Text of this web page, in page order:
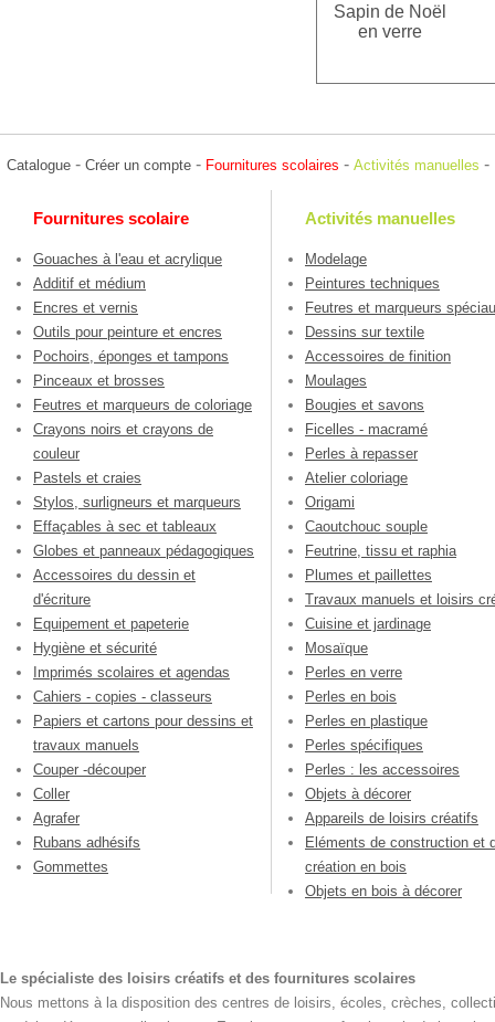
Sapin de Noël
en verre
Catalogue - Créer un compte - Fournitures scolaires - Activités manuelles -
Fournitures scolaire
Gouaches à l'eau et acrylique
Additif et médium
Encres et vernis
Outils pour peinture et encres
Pochoirs, éponges et tampons
Pinceaux et brosses
Feutres et marqueurs de coloriage
Crayons noirs et crayons de
couleur
Pastels et craies
Stylos, surligneurs et marqueurs
Effaçables à sec et tableaux
Globes et panneaux pédagogiques
Accessoires du dessin et
d'écriture
Equipement et papeterie
Hygiène et sécurité
Imprimés scolaires et agendas
Cahiers - copies - classeurs
Papiers et cartons pour dessins et
travaux manuels
Couper -découper
Coller
Agrafer
Rubans adhésifs
Gommettes
Activités manuelles
Modelage
Peintures techniques
Feutres et marqueurs
Dessins sur textile
Accessoires de finition
Moulages
Bougies et savons
Ficelles - macramé
Perles à repasser
Atelier coloriage
Origami
Caoutchouc souple
Feutrine, tissu et raphia
Plumes et paillettes
Travaux manuels et loisirs
Cuisine et jardinage
Mosaïque
Perles en verre
Perles en bois
Perles en plastique
Perles spécifiques
Perles : les accessoires
Objets à décorer
Appareils de loisirs créatifs
Eléments de construction et
création en bois
Objets en bois à décorer
Le spécialiste des loisirs créatifs et des fournitures scolaires
Nous mettons à la disposition des centres de loisirs, écoles, crèches,